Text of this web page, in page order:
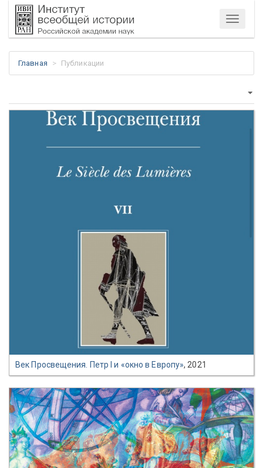
Меню
Главная Публикации
Век Просвещения. Петр I и «окно в Европу», 2021